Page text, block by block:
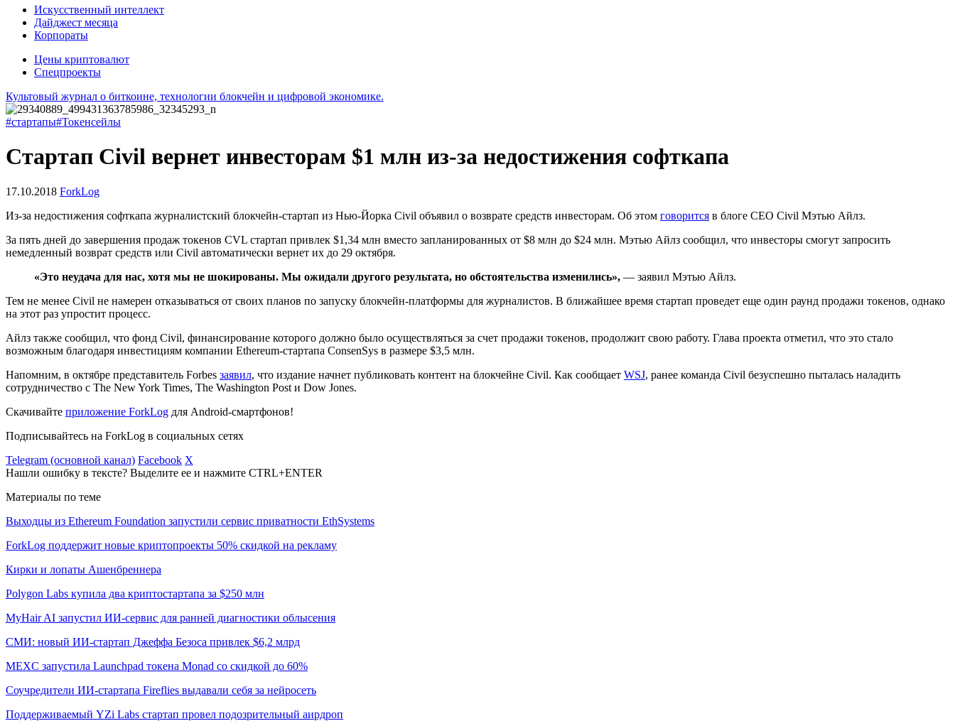
Искусственный интеллект
Дайджест месяца
Корпораты
Цены криптовалют
Спецпроекты
Культовый журнал о биткоине, технологии блокчейн и цифровой экономике.
#стартапы#Токенсейлы
Стартап Civil вернет инвесторам $1 млн из-за недостижения софткапа
17.10.2018 ForkLog
Из-за недостижения софткапа журналистский блокчейн-стартап из Нью-Йорка Civil объявил о возврате средств инвесторам. Об этом говорится в блоге CEO Civil Мэтью Айлз.
За пять дней до завершения продаж токенов CVL стартап привлек $1,34 млн вместо запланированных от $8 млн до $24 млн. Мэтью Айлз сообщил, что инвесторы смогут запросить
немедленный возврат средств или Civil автоматически вернет их до 29 октября.
«Это неудача для нас, хотя мы не шокированы. Мы ожидали другого результата, но обстоятельства изменились», — заявил Мэтью Айлз.
Тем не менее Civil не намерен отказываться от своих планов по запуску блокчейн-платформы для журналистов. В ближайшее время стартап проведет еще один раунд продажи токенов, однако
на этот раз упростит процесс.
Айлз также сообщил, что фонд Civil, финансирование которого должно было осуществляться за счет продажи токенов, продолжит свою работу. Глава проекта отметил, что это стало
возможным благодаря инвестициям компании Ethereum-стартапа ConsenSys в размере $3,5 млн.
Напомним, в октябре представитель Forbes заявил, что издание начнет публиковать контент на блокчейне Civil. Как сообщает WSJ, ранее команда Civil безуспешно пыталась наладить
сотрудничество с The New York Times, The Washington Post и Dow Jones.
Скачивайте приложение ForkLog для Android-смартфонов!
Подписывайтесь на ForkLog в социальных сетях
Telegram (основной канал) Facebook X
Нашли ошибку в тексте? Выделите ее и нажмите CTRL+ENTER
Материалы по теме
Выходцы из Ethereum Foundation запустили сервис приватности EthSystems
ForkLog поддержит новые криптопроекты 50% скидкой на рекламу
Кирки и лопаты Ашенбреннера
Polygon Labs купила два криптостартапа за $250 млн
MyHair AI запустил ИИ-сервис для ранней диагностики облысения
СМИ: новый ИИ-стартап Джеффа Безоса привлек $6,2 млрд
MEXC запустила Launchpad токена Monad со скидкой до 60%
Соучредители ИИ-стартапа Fireflies выдавали себя за нейросеть
Поддерживаемый YZi Labs стартап провел подозрительный аирдроп